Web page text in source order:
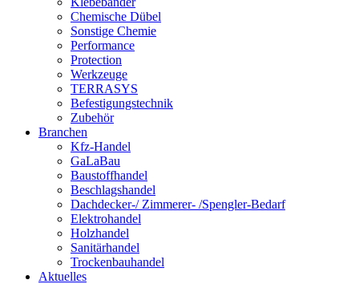
Chemische Dübel
Sonstige Chemie
Performance
Protection
Werkzeuge
TERRASYS
Befestigungstechnik
Zubehör
Branchen
Kfz-Handel
GaLaBau
Baustoffhandel
Beschlagshandel
Dachdecker-/ Zimmerer- /Spengler-Bedarf
Elektrohandel
Holzhandel
Sanitärhandel
Trockenbauhandel
Aktuelles